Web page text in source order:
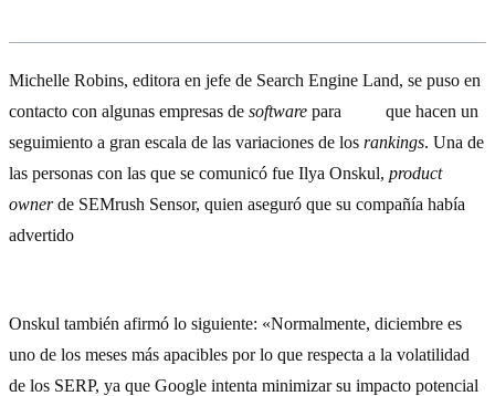
Michelle Robins, editora en jefe de Search Engine Land, se puso en
contacto con algunas empresas de software para
que hacen un
seguimiento a gran escala de las variaciones de los rankings. Una de
las personas con las que se comunicó fue Ilya Onskul, product
ownerde SEMrush Sensor, quien aseguró que su compañía había
advertido
Onskul también afirmó lo siguiente: «Normalmente, diciembre es
uno de los meses más apacibles por lo que respecta a la volatilidad
de los SERP, ya que Google intenta minimizar su impacto potencial